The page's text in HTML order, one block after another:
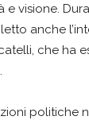
visione.
anche
che ha
politiche